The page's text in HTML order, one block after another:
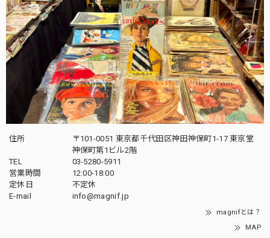
住所
〒101-0051 東京都千代田区神田神保町1-17 東京堂
神保町第1ビル2階
TEL
03-5280-5911
営業時間
12:00-18:00
定休日
不定休
E-mail
info@magnif.jp
magnifとは？
MAP